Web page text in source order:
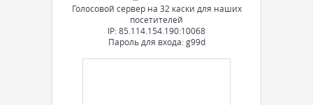
Голосовой сервер на 32 каски для наших
посетителей
IP: 85.114.154.190:10068
Пароль для входа: g99d